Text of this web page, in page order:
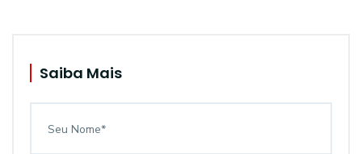
Saiba Mais